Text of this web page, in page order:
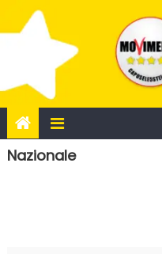
to
Nazionale